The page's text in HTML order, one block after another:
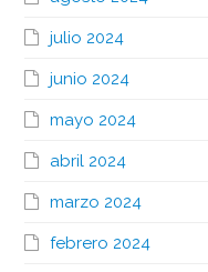
julio 2024
junio 2024
mayo 2024
abril 2024
marzo 2024
febrero 2024